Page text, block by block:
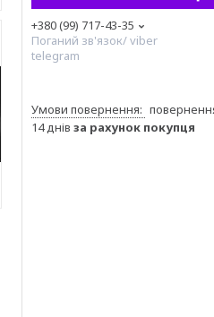
+380 (99) 717-43-35
Поганий зв'язок/ viber
telegram
14 днів за рахунок покупця